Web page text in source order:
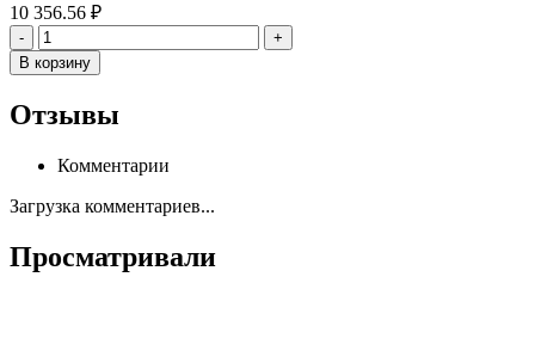
10 356.56 ₽
-
+
В корзину
Отзывы
Комментарии
Загрузка комментариев...
Просматривали